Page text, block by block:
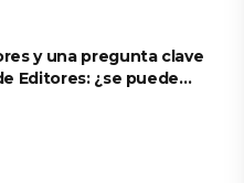
y una pregunta clave
Editores: ¿se puede